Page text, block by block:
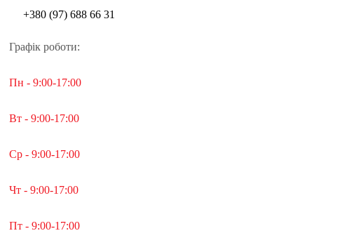
+380 (97) 688 66 31
Графік роботи:
Пн - 9:00-17:00
Вт - 9:00-17:00
Ср - 9:00-17:00
Чт - 9:00-17:00
Пт - 9:00-17:00